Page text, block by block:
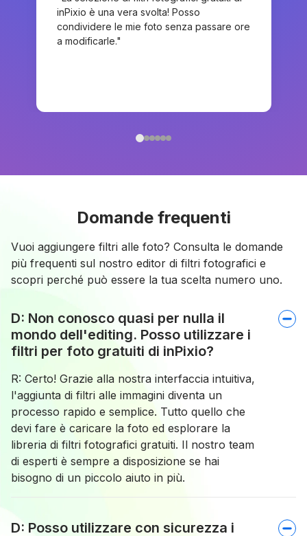
inPixio è una vera svolta! Posso
condividere le mie foto senza passare ore
a modificarle."
Domande frequenti
Vuoi aggiungere filtri alle foto? Consulta le domande
più frequenti sul nostro editor di filtri fotografici e
scopri perché può essere la tua scelta numero uno.
D: Non conosco quasi per nulla il
mondo dell'editing. Posso utilizzare i
filtri per foto gratuiti di inPixio?
R: Certo! Grazie alla nostra interfaccia intuitiva,
l'aggiunta di filtri alle immagini diventa un
processo rapido e semplice. Tutto quello che
devi fare è caricare la foto ed esplorare la
libreria di filtri fotografici gratuiti. Il nostro team
di esperti è sempre a disposizione se hai
bisogno di un piccolo aiuto in più.
D: Posso utilizzare con sicurezza i